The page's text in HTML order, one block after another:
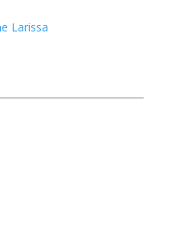
Larissa